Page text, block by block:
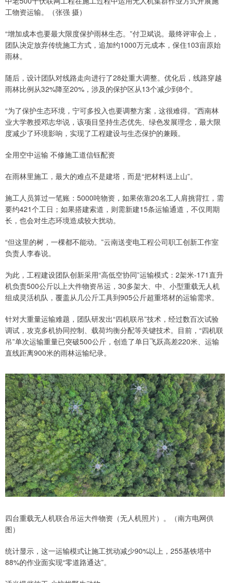
工物资运输。（张强 摄）
“增加成本也要最大限度保护雨林生态。”付卫斌说。最终评审会上，
团队决定放弃传统施工方式，追加约1000万元成本，保住103亩原始
雨林。
随后，设计团队对线路走向进行了28处重大调整。优化后，线路穿越
雨林比例从32%降至20%，涉及的保护区从13个减少到8个。
“为了保护生态环境，宁可多投入也要调整方案，这很难得。”西南林
业大学教授邓志华说，该项目坚持生态优先、绿色发展理念，最大限
度减少了环境影响，实现了工程建设与生态保护的兼顾。
全用空中运输 不修施工道信钰配资
在雨林里施工，最大的难点不是建塔，而是“把材料送上山”。
施工人员算过一笔账：5000吨物资，如果依靠20名工人肩挑背扛，需
要约421个工日；如果搭建索道，则需新建15条运输通道，不仅周期
长，也会对生态环境造成较大扰动。
“但这里的树，一棵都不能动。”云南送变电工程公司职工创新工作室
负责人李春说。
为此，工程建设团队创新采用“高低空协同”运输模式：2架米-171直升
机负责500公斤以上大件物资吊运，30多架大、中、小型重载无人机
组成灵活机队，覆盖从几公斤工具到905公斤超重塔材的运输需求。
针对大重量运输难题，团队研发出“四机联吊”技术，经过数百次试验
调试，攻克多机协同控制、载荷均衡分配等关键技术。目前，“四机联
吊”单次运输重量已突破500公斤，创造了单日飞跃高差220米、运输
直线距离900米的雨林运输纪录。
四台重载无人机联合吊运大件物资（无人机照片）。（南方电网供
图）
统计显示，这一运输模式让施工扰动减少90%以上，255基铁塔中
88%的作业面实现“零道路通达”。